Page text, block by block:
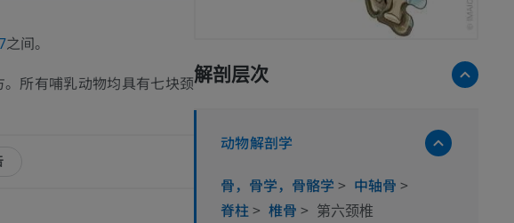
之间。
所有哺乳动物均具有七块颈解剖层次
动物解剖学
骨，骨学，骨骼学 > 中轴骨 >
脊柱 > 椎骨 > 第六颈椎